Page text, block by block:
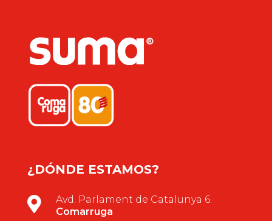
¿DÓNDE ESTAMOS?

Avd. Parlament de Catalunya 6.
Comarruga